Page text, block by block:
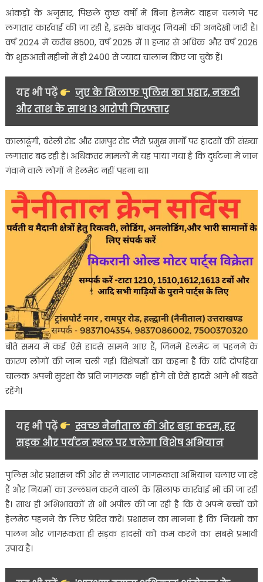
ने
बढ़ाई
चिंता….
आंकड़ों के अनुसार, पिछले कुछ वर्षों में बिना हेलमेट वाहन चलाने पर
लगातार कार्रवाई की जा रही है, इसके बावजूद नियमों की अनदेखी जारी है।
वर्ष 2024 में करीब 8500, वर्ष 2025 में 11 हजार से अधिक और वर्ष 2026
के शुरुआती महीनों में ही 2400 से ज्यादा चालान किए जा चुके हैं।
यह भी पढ़ें
जुए के खिलाफ पुलिस का प्रहार, नकदी
और ताश के साथ 13 आरोपी गिरफ्तार
कालाढूंगी, बरेली रोड और रामपुर रोड जैसे प्रमुख मार्गों पर हादसों की संख्या
लगातार बढ़ रही है। अधिकतर मामलों में यह पाया गया है कि दुर्घटना में जान
गंवाने वाले लोगों ने हेलमेट नहीं पहना था।
बीते समय में कई ऐसे हादसे सामने आए हैं, जिनमें हेलमेट न पहनने के
कारण लोगों की जान चली गई। विशेषज्ञों का कहना है कि यदि दोपहिया
चालक अपनी सुरक्षा के प्रति जागरूक नहीं होंगे तो ऐसे हादसे आगे भी बढ़ते
रहेंगे।
यह भी पढ़ें
स्वच्छ नैनीताल की ओर बड़ा कदम, हर
सड़क और पर्यटन स्थल पर चलेगा विशेष अभियान
पुलिस और प्रशासन की ओर से लगातार जागरूकता अभियान चलाए जा रहे
हैं और नियमों का उल्लंघन करने वालों के खिलाफ कार्रवाई भी की जा रही
है। साथ ही अभिभावकों से भी अपील की जा रही है कि वे अपने बच्चों को
हेलमेट पहनने के लिए प्रेरित करें। प्रशासन का मानना है कि नियमों का
पालन और जागरूकता ही सड़क हादसों को कम करने का सबसे प्रभावी
उपाय है।